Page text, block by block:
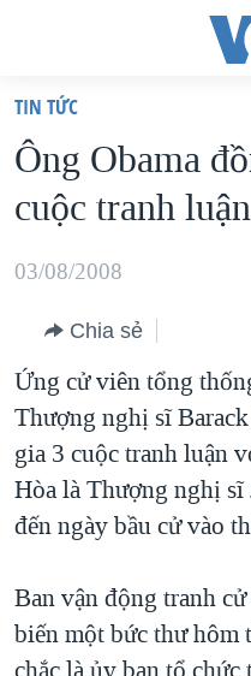
truy
cập
Tới
dung
chính
điều
hướng
chính
Đi
tới
TRANG CHỦ
VIỆT NAM
HOA KỲ
BIỂN ĐÔNG
BLOG
DIỄN ĐÀN
MỤC
TỰ DO BÁO CHÍ
VẠCH TRẦN TIN GIẢ
ĐỜI SỐNG
KINH TẾ
CHUYÊN ĐỀ
CHIẾN TRANH THƯƠNG
TẠI
HÀNH TRÌNH BẦU CỬ
MỘT NĂM CHIẾN
HỌC TIẾNG ANH
NGHE
MẠNG XÃ HỘI
TIN TỨC
Ông Obama
cuộc tranh
03/08/2008
Chia sẻ
Ứng cử viên tổng
Thượng nghị sĩ
gia 3 cuộc tranh luận
Hòa là Thượng nghị
đến ngày bầu cử vào
Ban vận động tranh
biến một bức thư hôm